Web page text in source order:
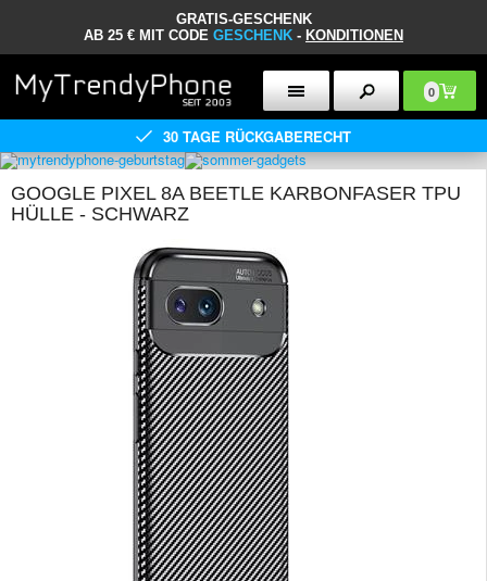
GRATIS-GESCHENK
AB 25 € MIT CODE GESCHENK - KONDITIONEN
0
30 TAGE RÜCKGABERECHT
GOOGLE PIXEL 8A BEETLE KARBONFASER TPU
HÜLLE - SCHWARZ